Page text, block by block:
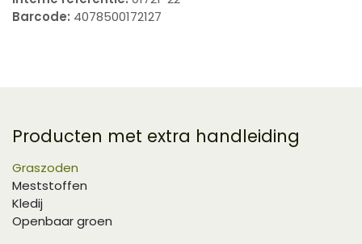
Barcode: 4078500172127
Producten met extra handleiding
Graszoden
Meststoffen
Kledij
Openbaar groen